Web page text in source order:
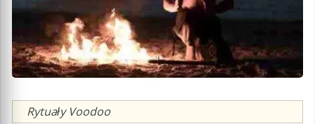
Caption
Rytuały Voodoo